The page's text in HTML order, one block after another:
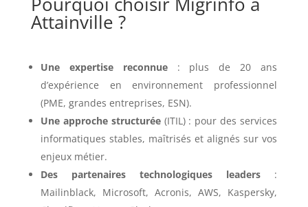
Attainville ?
Une expertise reconnue: plus de 20 ans
d’expérience en environnement professionnel
(PME, grandes entreprises, ESN).
Une approche structurée(ITIL) : pour des services
informatiques stables, maîtrisés et alignés sur vos
enjeux métier.
Des partenaires technologiques leaders :
Mailinblack, Microsoft, Acronis, AWS, Kaspersky,